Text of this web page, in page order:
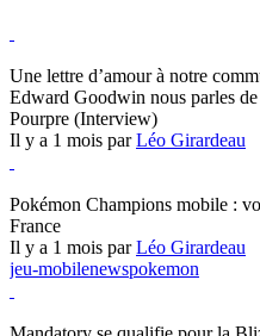
Une lettre d’amour à notre
Edward Goodwin nous parles
Pourpre (Interview)
Il y a 1 mois parLéo Girardeau
Pokémon Champions mobile :
France
Il y a 1 mois parLéo Girardeau
jeu-mobilenewspokemon